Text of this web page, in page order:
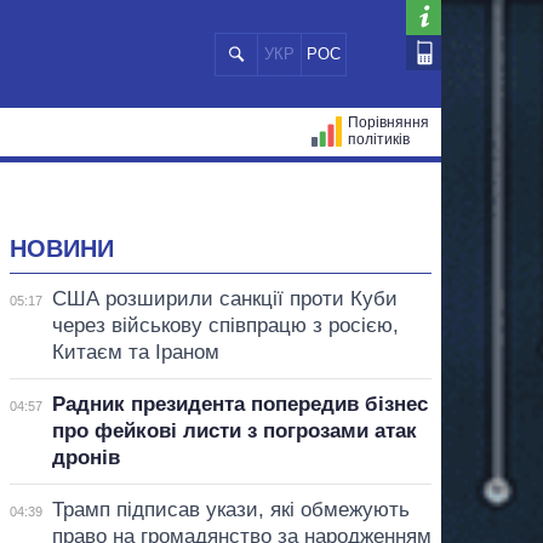
УКР РОС
Порівняння
політиків
НОВИНИ
05:17
США розширили санкції проти Куби
через військову співпрацю з росією,
Китаєм та Іраном
04:57
Радник президента попередив бізнес
про фейкові листи з погрозами атак
дронів
04:39
Трамп підписав укази, які обмежують
право на громадянство за народженням